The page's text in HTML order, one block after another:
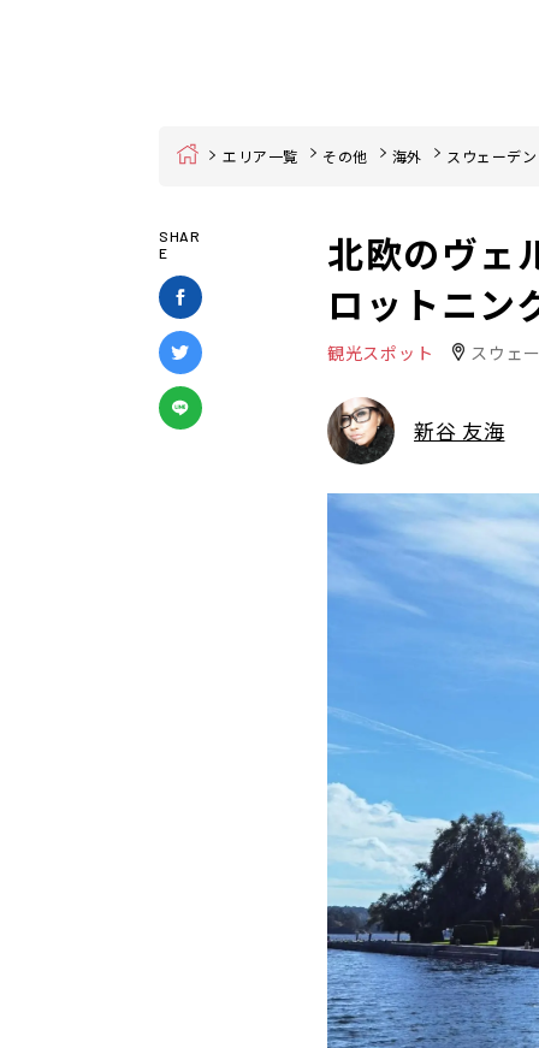
Home エリア一覧 その他 海外 スウェーデン
SHAR
E
北欧のヴェ
ロットニン
観光スポット スウェ
新谷 友海